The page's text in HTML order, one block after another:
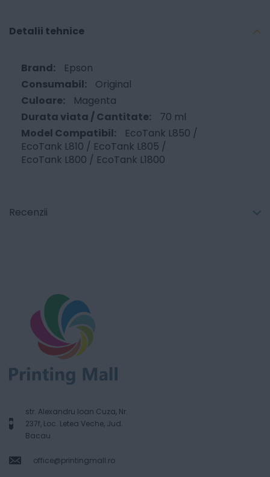
Detalii tehnice
Epson
Original
Magenta
70 ml
EcoTank L850 /
EcoTank L810 / EcoTank L805 /
EcoTank L800 / EcoTank L1800
Recenzii
str. Alexandru Ioan Cuza, Nr.
237f, Loc. Letea Veche, Jud.
Bacau
office@printingmall.ro